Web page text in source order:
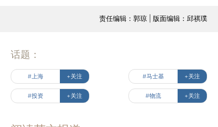
责任编辑：郭琼 | 版面编辑：邱祺璞
话题：
#上海 +关注 #马士基 +关注
#投资 +关注 #物流 +关注